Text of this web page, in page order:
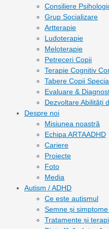
Consiliere
Grup Socializare
Artterapie
Ludoterapie
Meloterapie
Petreceri Copii
Terapie Cognitiv
Tabere Copii
Evaluare &
Dezvoltare Abilități
Despre noi
Misiunea noastră
Echipa ARTAADHD
Cariere
Proiecte
Foto
Media
Autism / ADHD
Ce este autismul
Semne și
Tratamente și